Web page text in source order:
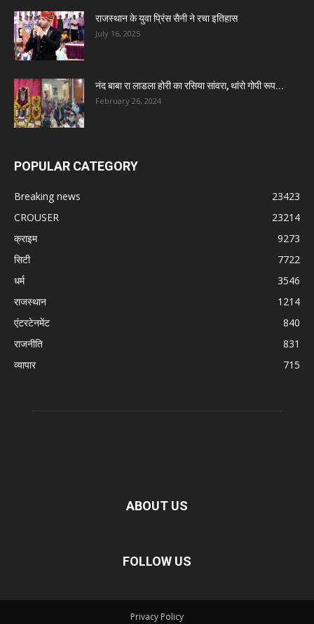
राजस्थान के युवा प्रिंस सैनी ने रचा इतिहास
July 16, 2025
नंद बाबा रा लाडला होरी का रसिया सांवरा, थांरो गोपी रूप...
February 26, 2024
POPULAR CATEGORY
Breaking news
23423
CROUSER
23214
क्राइम
9273
सिटी
7722
धर्म
3546
राजस्थान
1214
एंटरटेनमेंट
840
राजनीति
831
व्यापार
715
ABOUT US
FOLLOW US
Privacy Policy